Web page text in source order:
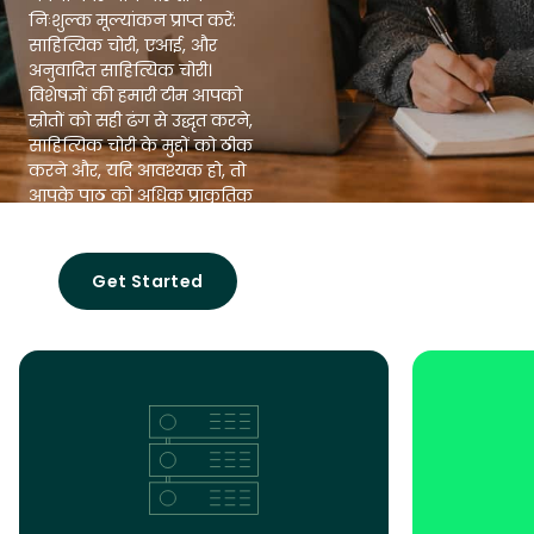
निःशुल्क मूल्यांकन प्राप्त करें:
साहित्यिक चोरी, एआई, और
अनुवादित साहित्यिक चोरी।
विशेषज्ञों की हमारी टीम आपको
स्रोतों को सही ढंग से उद्धृत करने,
साहित्यिक चोरी के मुद्दों को ठीक
करने और, यदि आवश्यक हो, तो
आपके पाठ को अधिक प्राकृतिक
Get Started